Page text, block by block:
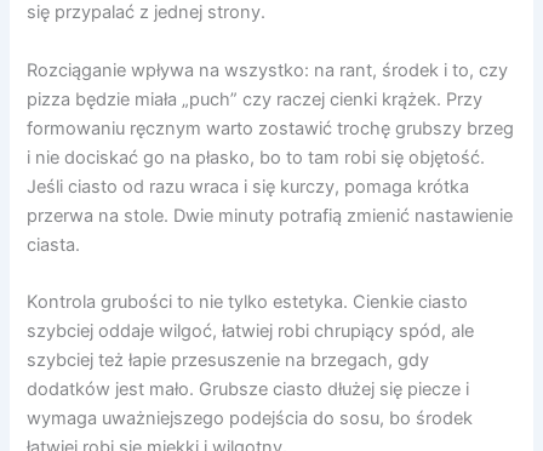
się przypalać z jednej strony.
Rozciąganie wpływa na wszystko: na rant, środek i to, czy
pizza będzie miała „puch” czy raczej cienki krążek. Przy
formowaniu ręcznym warto zostawić trochę grubszy brzeg
i nie dociskać go na płasko, bo to tam robi się objętość.
Jeśli ciasto od razu wraca i się kurczy, pomaga krótka
przerwa na stole. Dwie minuty potrafią zmienić nastawienie
ciasta.
Kontrola grubości to nie tylko estetyka. Cienkie ciasto
szybciej oddaje wilgoć, łatwiej robi chrupiący spód, ale
szybciej też łapie przesuszenie na brzegach, gdy
dodatków jest mało. Grubsze ciasto dłużej się piecze i
wymaga uważniejszego podejścia do sosu, bo środek